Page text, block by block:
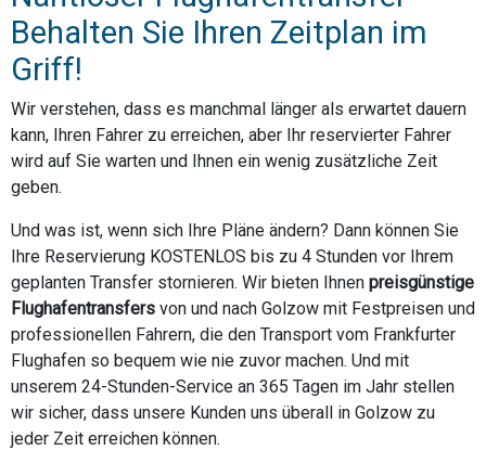
Behalten Sie Ihren Zeitplan im
Griff!
Wir verstehen, dass es manchmal länger als erwartet dauern
kann, Ihren Fahrer zu erreichen, aber Ihr reservierter Fahrer
wird auf Sie warten und Ihnen ein wenig zusätzliche Zeit
geben.
Und was ist, wenn sich Ihre Pläne ändern? Dann können Sie
Ihre Reservierung KOSTENLOS bis zu 4 Stunden vor Ihrem
geplanten Transfer stornieren. Wir bieten Ihnen preisgünstige
Flughafentransfers von und nach Golzow mit Festpreisen und
professionellen Fahrern, die den Transport vom Frankfurter
Flughafen so bequem wie nie zuvor machen. Und mit
unserem 24-Stunden-Service an 365 Tagen im Jahr stellen
wir sicher, dass unsere Kunden uns überall in Golzow zu
jeder Zeit erreichen können.